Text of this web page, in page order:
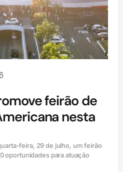
feirão de
nesta
feira, 29 de julho, um feirão
oportunidades para atuação